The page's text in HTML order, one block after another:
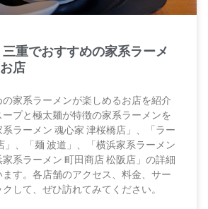
三重でおすすめの家系ラーメ
店
家系ラーメンが楽しめるお店を紹介
ープと極太麺が特徴の家系ラーメンを
ラーメン 魂心家 津桜橋店」、「ラー
」、「麺 波道」、「横浜家系ラーメン
系ラーメン 町田商店 松阪店」の詳細
す。各店舗のアクセス、料金、サー
して、ぜひ訪れてみてください。